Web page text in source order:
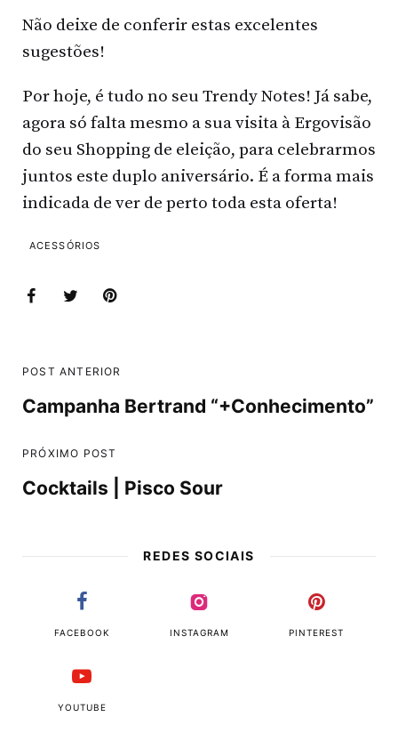
Não deixe de conferir estas excelentes
sugestões!
Por hoje, é tudo no seu Trendy Notes! Já sabe,
agora só falta mesmo a sua visita à Ergovisão
do seu Shopping de eleição, para celebrarmos
juntos este duplo aniversário. É a forma mais
indicada de ver de perto toda esta oferta!
ACESSÓRIOS
POST ANTERIOR
Campanha Bertrand “+Conhecimento”
PRÓXIMO POST
Cocktails | Pisco Sour
REDES SOCIAIS
FACEBOOK INSTAGRAM PINTEREST
YOUTUBE